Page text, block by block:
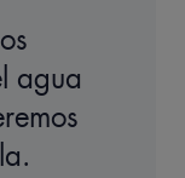
agua